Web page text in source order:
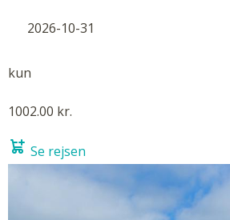
2026-10-31
kun
1002.00 kr.
Se rejsen